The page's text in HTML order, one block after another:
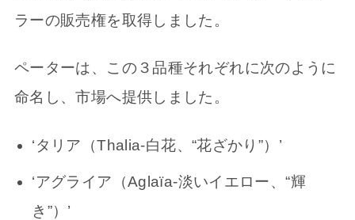
ラーの販売権を取得しました。
ペーターは、この３品種それぞれに次のように
命名し、市場へ提供しました。
‘タリア（Thalia-白花、“花ざかり”）’
‘アグライア（Aglaïa-淡いイエロー、“輝
き”）’